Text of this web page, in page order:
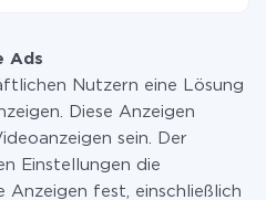
Tarifen
Ads
Nutzern eine Lösung
Diese Anzeigen
sein. Der
Einstellungen die
Anzeigen fest, einschließlich